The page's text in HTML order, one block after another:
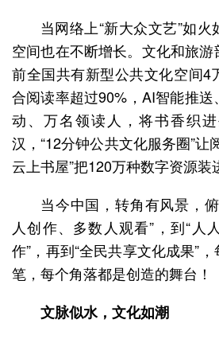
当网络上“新大众文艺”如
空间也在不断增长。文化和旅
前全国共有新型公共文化空间4
合阅读率超过90%，AI智能推
动、万名领读人，将书香织
汉，“12分钟公共文化服务圈”让
云上书屋”把120万种数字资源装
当今中国，转角有风景，
人创作、多数人观看”，到“人
作”，再到“全民共享文化成果”
笔，每个角落都是创造的舞台！
文脉似水，文化如潮